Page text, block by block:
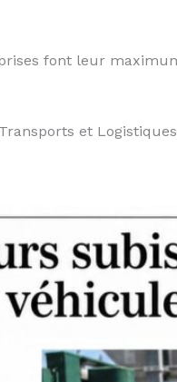
font leur
et